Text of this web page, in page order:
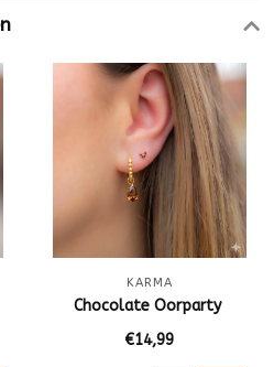
KARMA
Chocolate Oorparty
€14,99